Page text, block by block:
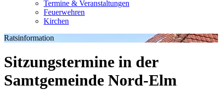
Termine & Veranstaltungen
Feuerwehren
Kirchen
Ratsinformation
Sitzungstermine in der
Samtgemeinde Nord-Elm